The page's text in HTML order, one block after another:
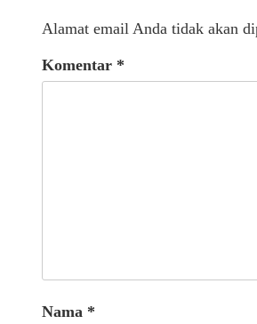
Alamat email Anda tidak akan
Komentar *
Nama *